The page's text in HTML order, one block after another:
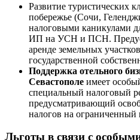
Развитие туристических
побережье (Сочи,
налоговыми каникулами
ИП на УСН и ПСН.
аренде земельных
государственной
Поддержка отельного
Севастополе имеет
специальный налоговый
предусматривающий
налогов на ограниченный
Льготы в связи с